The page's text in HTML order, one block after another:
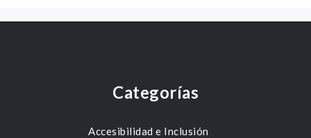
Categorías
Accesibilidad e Inclusión